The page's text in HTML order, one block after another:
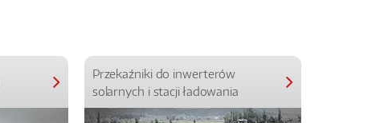
Przekaźniki do inwerterów
solarnych i stacji ładowania